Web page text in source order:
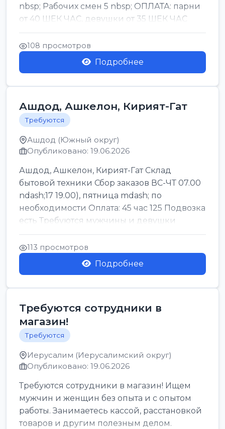
nbsp; Рабочих смен 5 nbsp; ОПЛАТА: парни
от 40 ШЕК ЧАС, девушки от 35 ШЕК ЧАС
БОНУСЫ 1500 ШЕК ...
108 просмотров
Подробнее
Ашдод, Ашкелон, Кирият-Гат
Требуются
Ашдод (Южный округ)
Опубликовано: 19.06.2026
Ашдод, Ашкелон, Кирият-Гат Склад
бытовой техники Сбор заказов ВС-ЧТ 07.00
ndash;17 19.00), пятница mdash; по
необходимости Оплата: 45 час 125 Подвозка
есть Требуются мужчины и девушки
Только официальн...
113 просмотров
Подробнее
Требуются сотрудники в
магазин!
Требуются
Иерусалим (Иерусалимский округ)
Опубликовано: 19.06.2026
Требуются сотрудники в магазин! Ищем
мужчин и женщин без опыта и с опытом
работы. Занимаетесь кассой, расстановкой
товаров и другим полезным делом.